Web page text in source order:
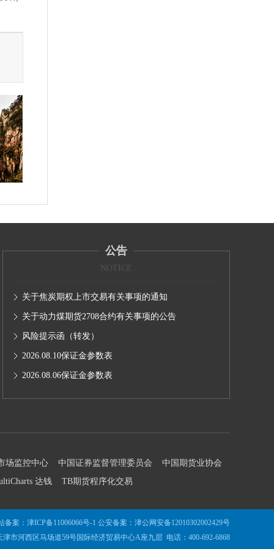
公告
NOTICE
关于焦炭期权上市交易有关事项的通知
关于动力煤期货2708合约有关事项的公告
风险提示函（转发）
2026.08.10保证金参数表
2026.08.06保证金参数表
场监控中心 中国证券监督管理委员会
中国期货业协会
达钱 TB期货程序化交易
备案： 津ICP备11006066号-1 公安备案： 津公网安备12010302002429号
津市河西区马场道59号国际经济贸易中心A座九层 电话：400-692-6868